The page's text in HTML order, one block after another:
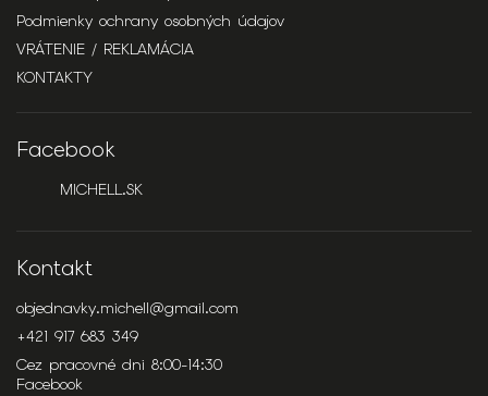
Podmienky ochrany osobných údajov
VRÁTENIE / REKLAMÁCIA
KONTAKTY
Facebook
MICHELL.SK
Kontakt
objednavky.michell@gmail.com
+421 917 683 349
Cez pracovné dni 8:00-14:30
Facebook